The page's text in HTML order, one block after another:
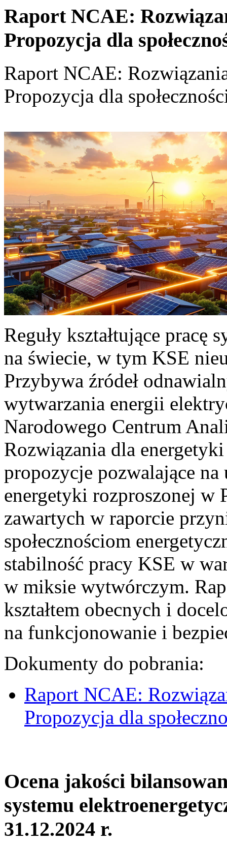
Raport NCAE:
Propozycja dla
Raport NCAE:
Propozycja dla
Reguły kształtujące pracę
na świecie, w tym KSE
Przybywa źródeł
wytwarzania energii
Narodowego Centrum
Rozwiązania dla
propozycje pozwalające
energetyki rozproszonej w
zawartych w raporcie
społecznościom
stabilność pracy KSE w
w miksie wytwórczym.
kształtem obecnych i
na funkcjonowanie i
Dokumenty do pobrania:
Raport NCAE:
Propozycja dla
Ocena jakości
systemu
31.12.2024 r.